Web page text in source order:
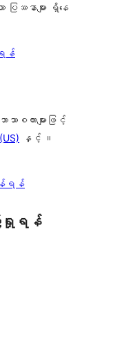
ပြဿနာများ ရှိနေ
ရန်
စကားများဖြင့်
နှင့် ။
န်ရန်
ည့်ရှုရန်